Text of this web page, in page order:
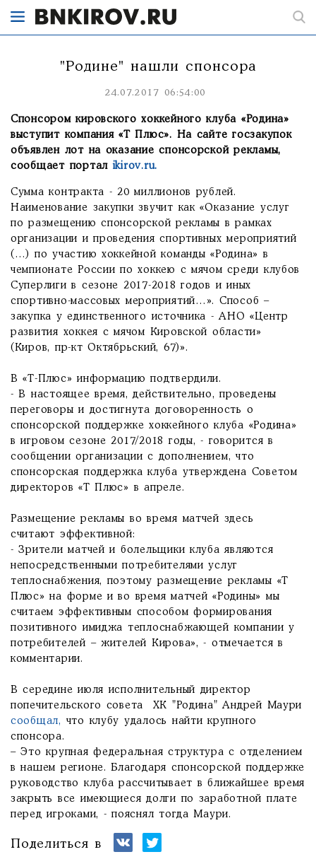
"Родине" нашли спонсора
24.07.2017 06:54:00
Спонсором кировского хоккейного клуба «Родина»
выступит компания «Т Плюс». На сайте госзакупок
объявлен лот на оказание спонсорской рекламы,
сообщает порталikirov.ru.
Сумма контракта - 20 миллионов рублей.
Наименование закупки звучит как «Оказание услуг
по размещению спонсорской рекламы в рамках
организации и проведения спортивных мероприятий
(…) по участию хоккейной команды «Родина» в
чемпионате России по хоккею с мячом среди клубов
Суперлиги в сезоне 2017-2018 годов и иных
спортивно-массовых мероприятий…». Способ –
закупка у единственного источника - АНО «Центр
развития хоккея с мячом Кировской области»
(Киров, пр-кт Октябрьский, 67)».
В «Т-Плюс» информацию подтвердили.
- В настоящее время, действительно, проведены
переговоры и достигнута договоренность о
спонсорской поддержке хоккейного клуба «Родина»
в игровом сезоне 2017/2018 годы, - говорится в
сообщении организации с дополнением, что
спонсорская поддержка клуба утверждена Советом
директоров «Т Плюс» в апреле.
Размещение рекламы во время матчей здесь
считают эффективной:
- Зрители матчей и болельщики клуба являются
непосредственными потребителями услуг
теплоснабжения, поэтому размещение рекламы «Т
Плюс» на форме и во время матчей «Родины» мы
считаем эффективным способом формирования
позитивного имиджа теплоснабжающей компании у
потребителей – жителей Кирова», - отмечается в
комментарии.
В середине июля исполнительный директор
попечительского совета ХК "Родина" Андрей Маури
сообщал,
что клубу удалось найти крупного
спонсора.
– Это крупная федеральная структура с отделением
в нашем регионе. Благодаря спонсорской поддержке
руководство клуба рассчитывает в ближайшее время
закрыть все имеющиеся долги по заработной плате
перед игроками, - пояснял тогда Маури.
Поделиться в